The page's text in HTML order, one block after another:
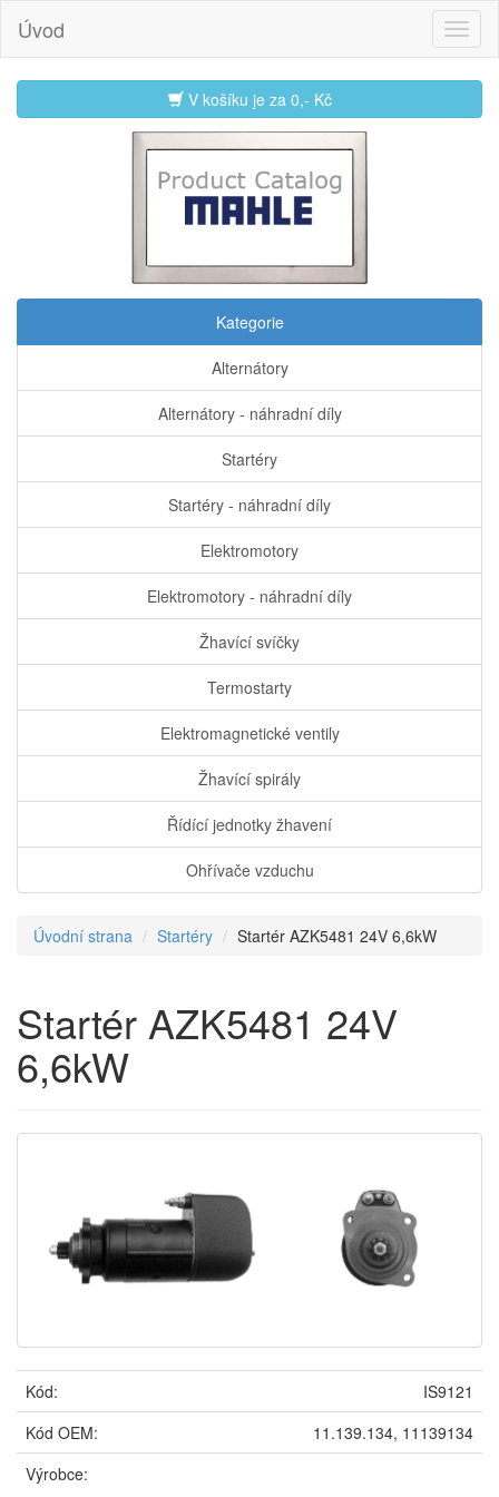
Úvod
V košíku je za 0,- Kč
Kategorie
Alternátory
Alternátory - náhradní díly
Startéry
Startéry - náhradní díly
Elektromotory
Elektromotory - náhradní díly
Žhavící svíčky
Termostarty
Elektromagnetické ventily
Žhavící spirály
Řídící jednotky žhavení
Ohřívače vzduchu
Úvodní strana Startéry Startér AZK5481 24V 6,6kW
Startér AZK5481 24V
6,6kW
Kód:
IS9121
Kód OEM:
11.139.134, 11139134
Výrobce: